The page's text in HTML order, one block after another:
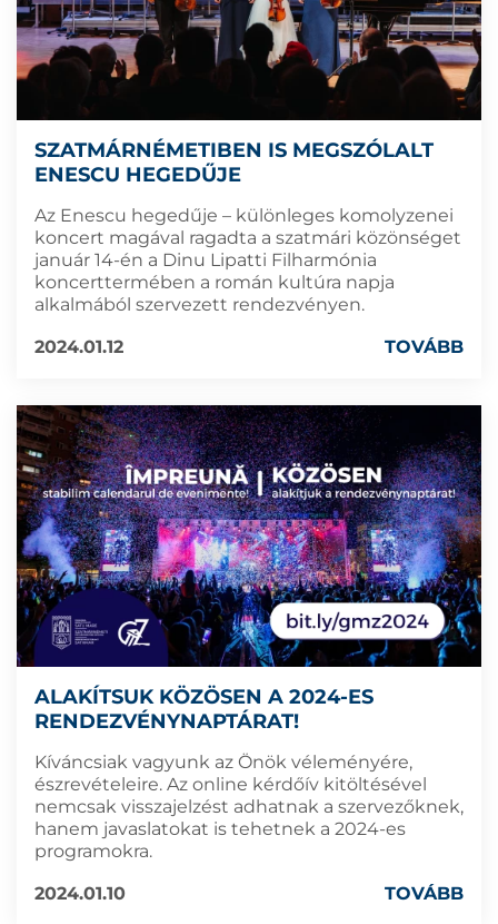
SZATMÁRNÉMETIBEN IS MEGSZÓLALT
ENESCU HEGEDŰJE
Az Enescu hegedűje – különleges komolyzenei
koncert magával ragadta a szatmári közönséget
január 14-én a Dinu Lipatti Filharmónia
koncerttermében a román kultúra napja
alkalmából szervezett rendezvényen.
2024.01.12
TOVÁBB
ALAKÍTSUK KÖZÖSEN A 2024-ES
RENDEZVÉNYNAPTÁRAT!
Kíváncsiak vagyunk az Önök véleményére,
észrevételeire. Az online kérdőív kitöltésével
nemcsak visszajelzést adhatnak a szervezőknek,
hanem javaslatokat is tehetnek a 2024-es
programokra.
2024.01.10
TOVÁBB